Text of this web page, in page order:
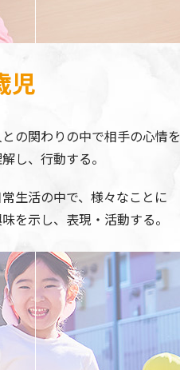
児
の関わりの中で相手の心情を
し、行動する。
生活の中で、様々なことに
を示し、表現・活動する。